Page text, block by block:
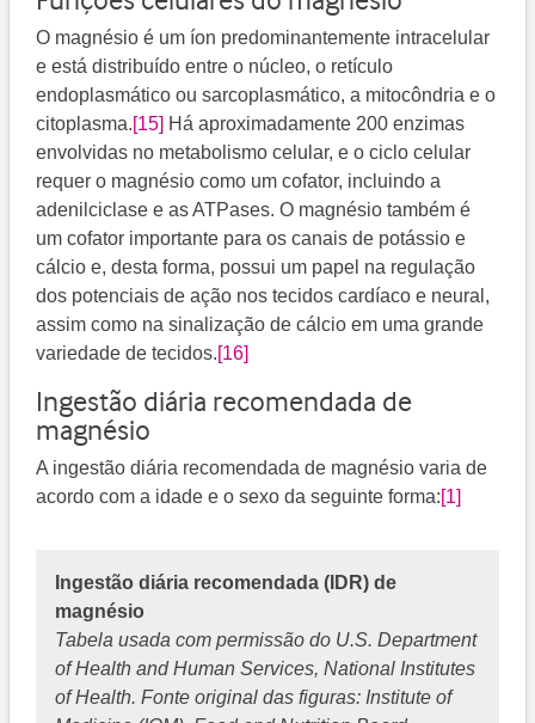
O magnésio é um íon predominantemente intracelular
e está distribuído entre o núcleo, o retículo
endoplasmático ou sarcoplasmático, a mitocôndria e o
citoplasma.[15] Há aproximadamente 200 enzimas
envolvidas no metabolismo celular, e o ciclo celular
requer o magnésio como um cofator, incluindo a
adenilciclase e as ATPases. O magnésio também é
um cofator importante para os canais de potássio e
cálcio e, desta forma, possui um papel na regulação
dos potenciais de ação nos tecidos cardíaco e neural,
assim como na sinalização de cálcio em uma grande
variedade de tecidos.[16]
Ingestão diária recomendada de
magnésio
A ingestão diária recomendada de magnésio varia de
acordo com a idade e o sexo da seguinte forma:[1]
Ingestão diária recomendada (IDR) de
magnésio
Tabela usada com permissão do U.S. Department
of Health and Human Services, National Institutes
of Health. Fonte original das figuras: Institute of